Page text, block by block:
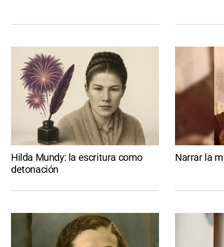
Hilda Mundy: la escritura como
detonación
Narrar la